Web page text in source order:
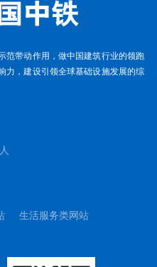
范带动作用，做中国建筑行业的领跑
力，建设引领全球基础设施发展的综
生活服务类网站